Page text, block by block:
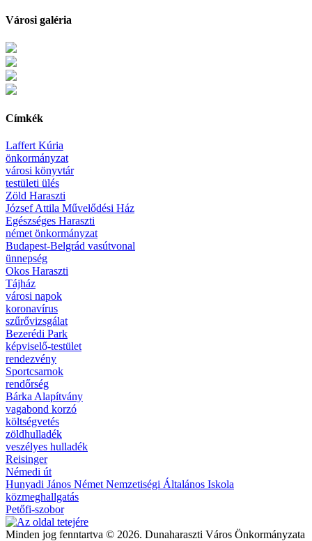
Városi galéria
Címkék
Laffert Kúria
önkormányzat
városi könyvtár
testületi ülés
Zöld Haraszti
József Attila Művelődési Ház
Egészséges Haraszti
német önkormányzat
Budapest-Belgrád vasútvonal
ünnepség
Okos Haraszti
Tájház
városi napok
koronavírus
szűrővizsgálat
Bezerédi Park
képviselő-testület
rendezvény
Sportcsarnok
rendőrség
Bárka Alapítvány
vagabond korzó
költségvetés
zöldhulladék
veszélyes hulladék
Reisinger
Némedi út
Hunyadi János Német Nemzetiségi Általános Iskola
közmeghallgatás
Petőfi-szobor
Minden jog fenntartva © 2026. Dunaharaszti Város Önkormányzata